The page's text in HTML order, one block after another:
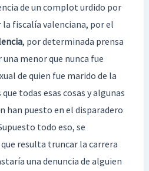
de un complot urdido por
fiscalía valenciana, por el
, por determinada prensa
menor que nunca fue
de quien fue marido de la
todas esas cosas y algunas
han puesto en el disparadero
todo eso, se
resulta truncar la carrera
una denuncia de alguien